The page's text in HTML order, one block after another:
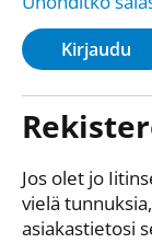
Kirjaudu
Jos olet jo
vielä
asiakastietosi